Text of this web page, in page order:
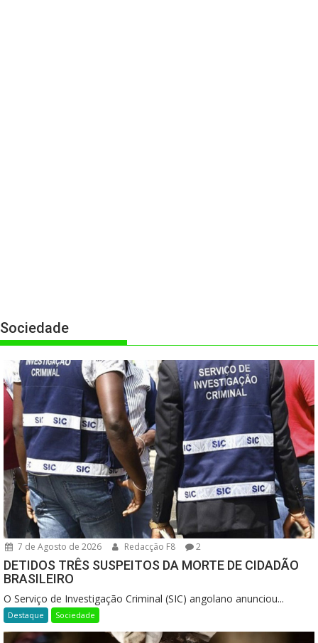
Sociedade
7 de Agosto de 2026 Redacção F8 2
DETIDOS TRÊS SUSPEITOS DA MORTE DE CIDADÃO
BRASILEIRO
O Serviço de Investigação Criminal (SIC) angolano anunciou...
Destaque Sociedade